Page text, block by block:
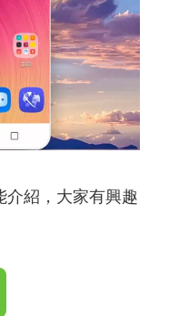
介紹，大家有興趣